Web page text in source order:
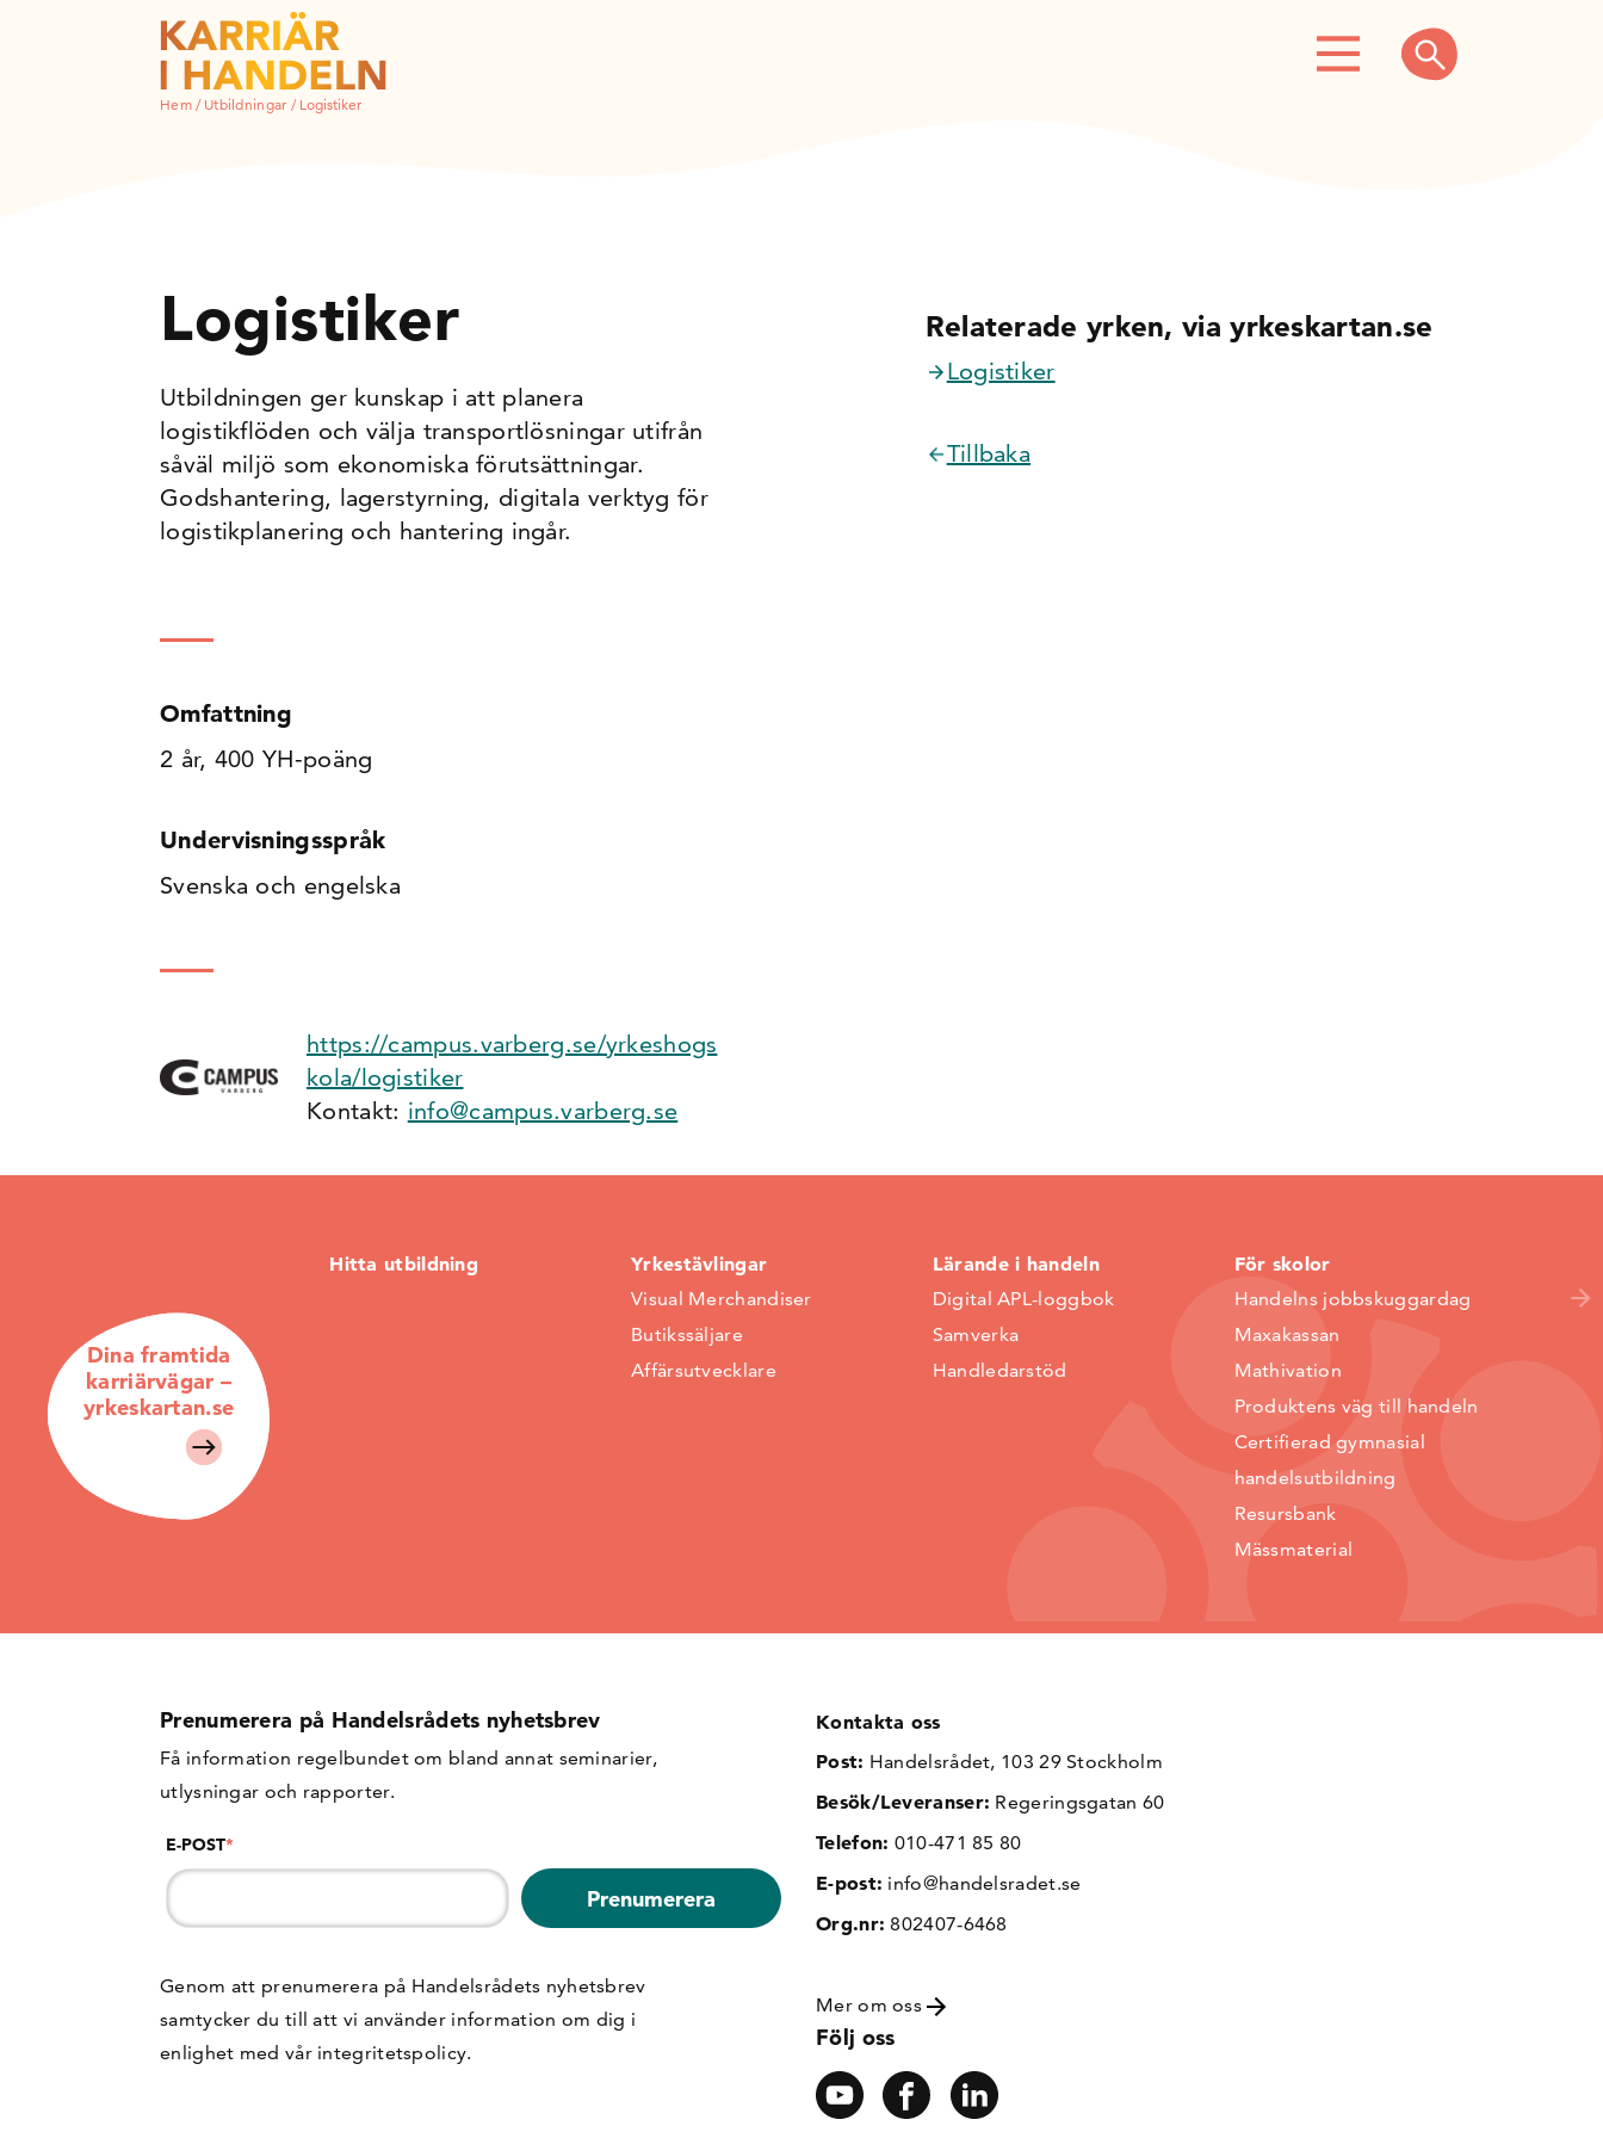
Hem/ Utbildningar / Logistiker
Logistiker
Utbildningen ger kunskap i att planera
logistikflöden och välja transportlösningar utifrån
såväl miljö som ekonomiska förutsättningar.
Godshantering, lagerstyrning, digitala verktyg för
logistikplanering och hantering ingår.
Omfattning
2 år, 400 YH-poäng
Undervisningsspråk
Svenska och engelska
https://campus.varberg.se/yrkeshogs
kola/logistiker
Kontakt: info@campus.varberg.se
Relaterade yrken, via yrkeskartan.se
Logistiker
Tillbaka
Dina framtida
karriärvägar –
yrkeskartan.se
Hitta utbildning Yrkestävlingar
Visual Merchandiser
Butikssäljare
Affärsutvecklare
Lärande i handeln
Digital APL-loggbok
Samverka
Handledarstöd
För skolor
Handelns jobbskuggardag
Maxakassan
Mathivation
Produktens väg till handeln
Certifierad gymnasial
handelsutbildning
Resursbank
Mässmaterial
Prenumerera på Handelsrådets nyhetsbrev
Få information regelbundet om bland annat seminarier,
utlysningar och rapporter.
E-POST*
Genom att prenumerera på Handelsrådets nyhetsbrev
samtycker du till att vi använder information om dig i
enlighet med vår integritetspolicy.
Kontakta oss
Post: Handelsrådet, 103 29 Stockholm
Besök/Leveranser: Regeringsgatan 60
Telefon: 010-471 85 80
E-post: info@handelsradet.se
Org.nr: 802407-6468
Mer om oss
Följ oss